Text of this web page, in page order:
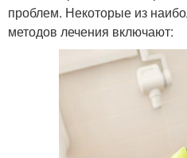
проблем. Некоторые из
методов лечения включают: